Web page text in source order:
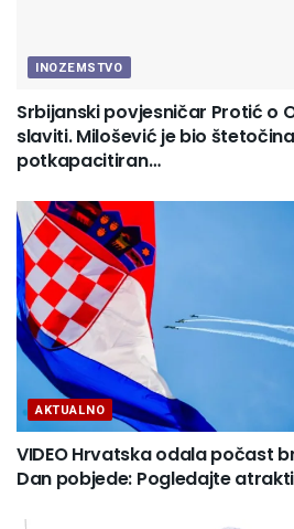
INOZEMSTVO
Srbijanski povjesničar Protić o
slaviti. Milošević je bio
potkapacitiran…
AKTUALNO
VIDEO Hrvatska odala počast
Dan pobjede: Pogledajte